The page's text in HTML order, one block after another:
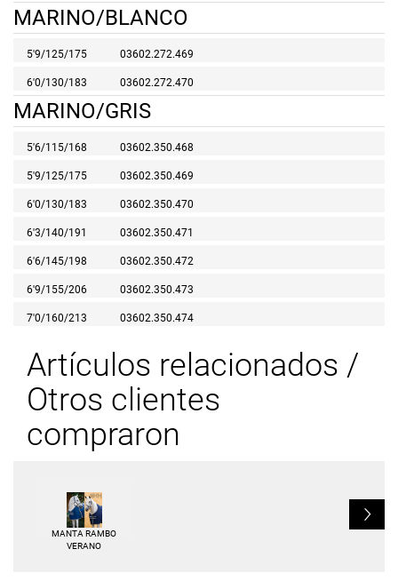
MARINO/BLANCO
5'9/125/175 03602.272.469
6'0/130/183 03602.272.470
MARINO/GRIS
5'6/115/168 03602.350.468
5'9/125/175 03602.350.469
6'0/130/183 03602.350.470
6'3/140/191 03602.350.471
6'6/145/198 03602.350.472
6'9/155/206 03602.350.473
7'0/160/213 03602.350.474
Artículos relacionados /
Otros clientes
compraron
MANTA RAMBO
VERANO
L